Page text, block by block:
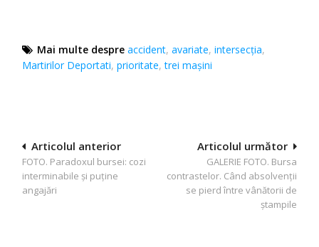
Mai multe despre accident,avariate,intersecția,
Martirilor Deportati,prioritate,trei mașini
Navigare
în
articole
Articolul următor
GALERIE FOTO. Bursa
contrastelor. Când absolvenții
se pierd între vânătorii de
ștampile
Articolul anterior
FOTO. Paradoxul bursei: cozi
interminabile și puține
angajări